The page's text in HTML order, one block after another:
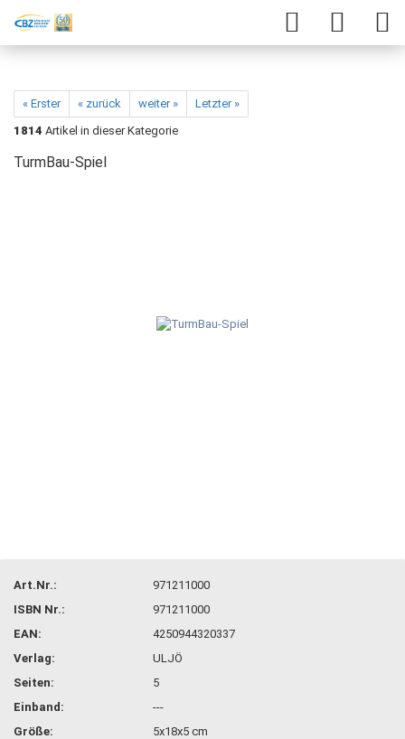
« Erster « zurück weiter »
Letzter »
1814 Artikel in dieser Kategorie
TurmBau-Spiel
Art.Nr.:
971211000
ISBN Nr.:
971211000
EAN:
4250944320337
Verlag:
ULJÖ
Seiten:
5
Einband:
---
Größe:
5x18x5 cm